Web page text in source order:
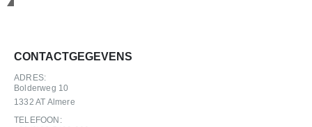
CONTACTGEGEVENS
ADRES:
Bolderweg 10
1332 AT Almere
TELEFOON: